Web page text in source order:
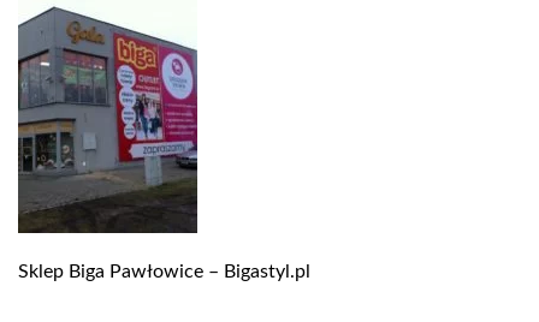
Sklep Biga Pawłowice – Bigastyl.pl